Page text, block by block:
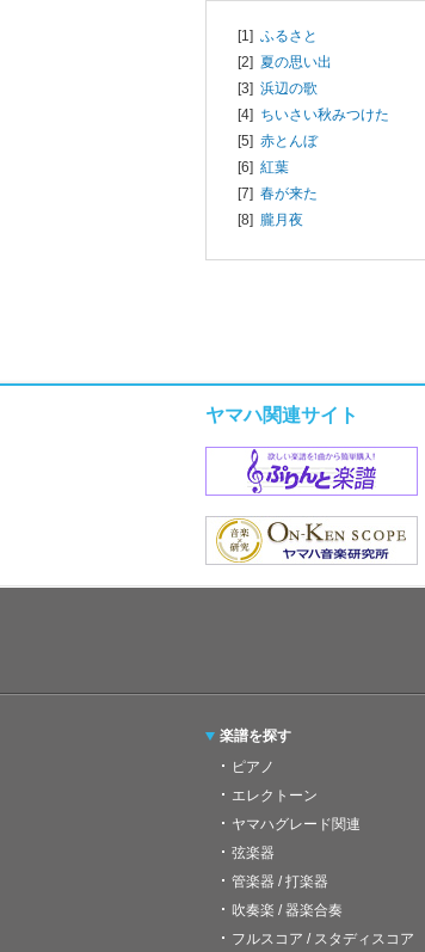
[1] ふるさと
[2] 夏の思い出
[3] 浜辺の歌
[4] ちいさい秋みつけた
[5] 赤とんぼ
[6] 紅葉
[7] 春が来た
[8] 朧月夜
ヤマハ関連サイト
楽譜を探す
ピアノ
エレクトーン
ヤマハグレード関連
弦楽器
管楽器 / 打楽器
吹奏楽 / 器楽合奏
フルスコア / スタディスコア